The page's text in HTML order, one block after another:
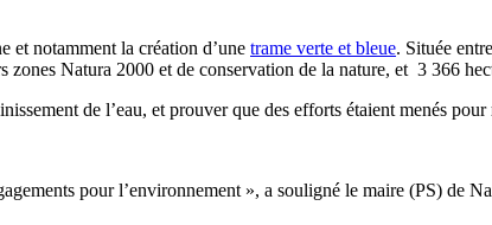
et notamment la création d’une trame verte et bleue. Située
Natura 2000 et de conservation de la nature, et 3 366
de l’eau, et prouver que des efforts étaient menés
pour l’environnement », a souligné le maire (PS) de